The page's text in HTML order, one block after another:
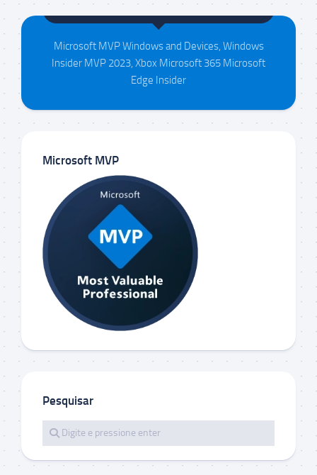
Maison da Silva
Microsoft MVP Windows and Devices, Windows
Insider MVP 2023, Xbox Microsoft 365 Microsoft
Edge Insider
Microsoft MVP
Pesquisar